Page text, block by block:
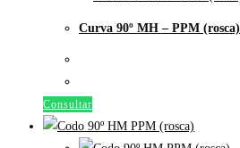
Curva 90º MH – PPM (rosca)
Consultar